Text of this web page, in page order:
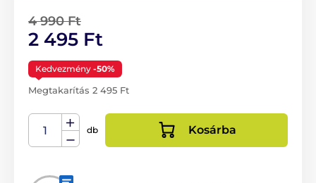
4 990 Ft
2 495 Ft
Kedvezmény -50%
Megtakarítás 2 495 Ft
db Kosárba